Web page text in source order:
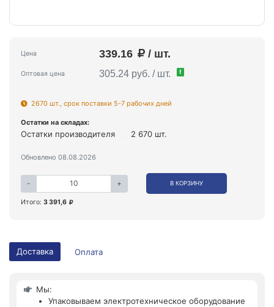
Цена 339.16 / шт.
Оптовая цена 305.24 руб. / шт. !
2670 шт., срок поставки 5-7 рабочих дней
Остатки на складах:
Остатки производителя 2 670 шт.
Обновлено 08.08.2026
- + В КОРЗИНУ
Итого: 3 391,6
Доставка Оплата
Мы:
Упаковываем электротехническое оборудование